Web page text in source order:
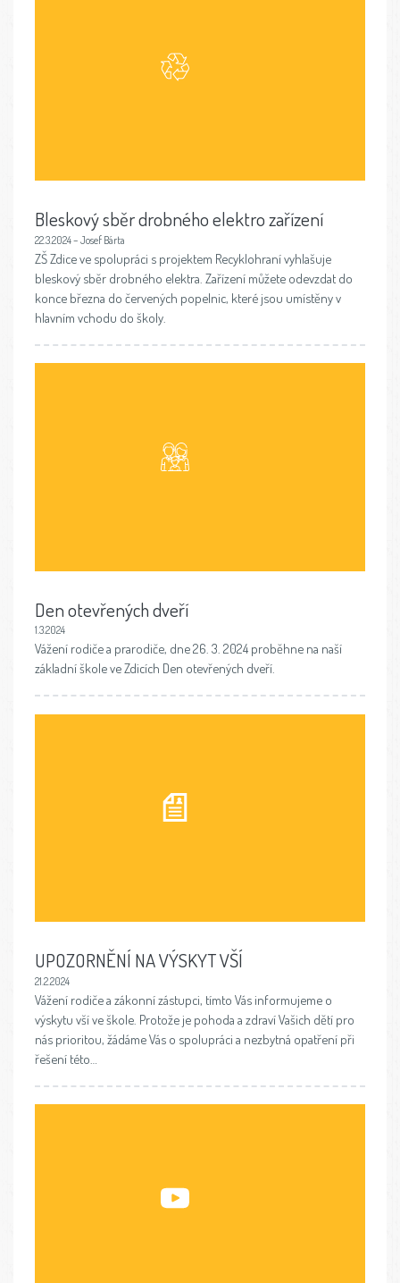
Bleskový sběr drobného elektro zařízení
22.3.2024 – Josef Bárta
ZŠ Zdice ve spolupráci s projektem Recyklohraní vyhlašuje
bleskový sběr drobného elektra. Zařízení můžete odevzdat do
konce března do červených popelnic, které jsou umístěny v
hlavním vchodu do školy.
Den otevřených dveří
1.3.2024
Vážení rodiče a prarodiče, dne 26. 3. 2024 proběhne na naší
základní škole ve Zdicích Den otevřených dveří.
UPOZORNĚNÍ NA VÝSKYT VŠÍ
21.2.2024
Vážení rodiče a zákonní zástupci, tímto Vás informujeme o
výskytu vší ve škole. Protože je pohoda a zdraví Vašich dětí pro
nás prioritou, žádáme Vás o spolupráci a nezbytná opatření při
řešení této…